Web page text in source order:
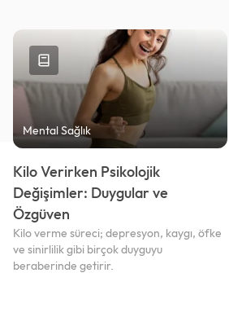
Mental Sağlık
Kilo Verirken Psikolojik
Değişimler: Duygular ve
Özgüven
Kilo verme süreci; depresyon, kaygı, öfke
ve sinirlilik gibi birçok duyguyu
beraberinde getirir.